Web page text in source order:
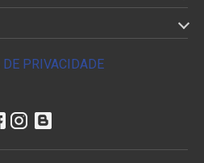
PRIVACIDADE